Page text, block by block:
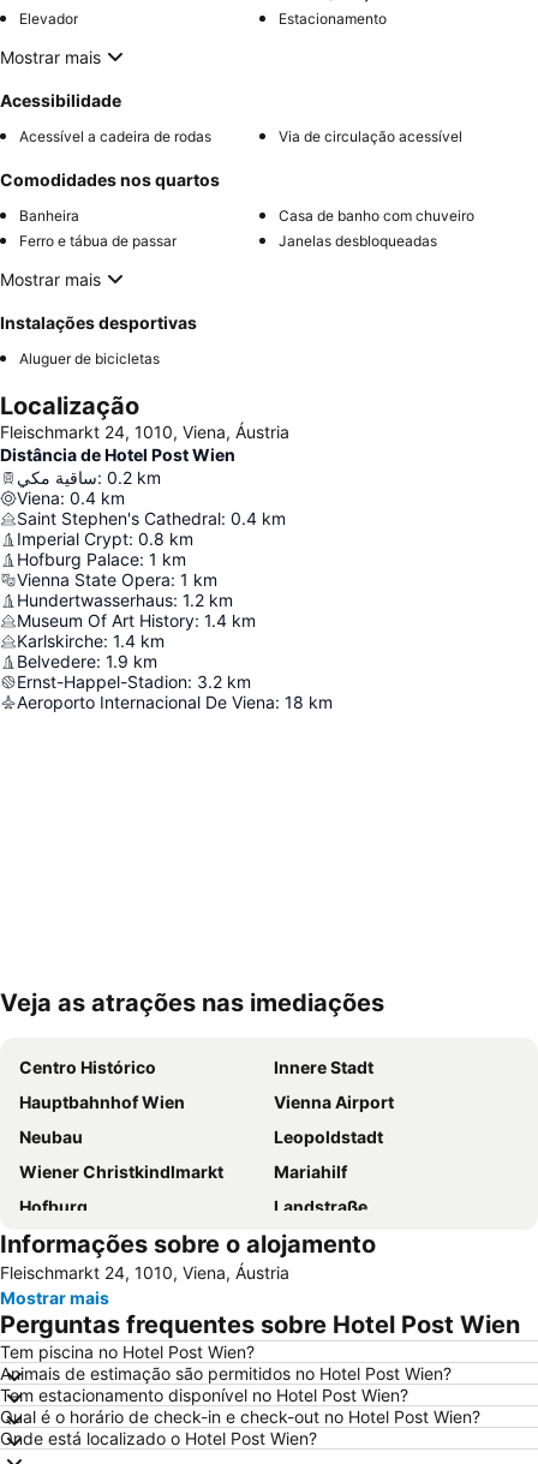
Elevador
Estacionamento
Mostrar mais
Acessibilidade
Acessível a cadeira de rodas Via de circulação acessível
Comodidades nos quartos
Banheira
Casa de banho com chuveiro
Ferro e tábua de passar
Janelas desbloqueadas
Mostrar mais
Instalações desportivas
Aluguer de bicicletas
Localização
Fleischmarkt 24, 1010, Viena, Áustria
Distância de Hotel Post Wien
ساقية مكي: 0.2 km
Viena: 0.4 km
Saint Stephen's Cathedral: 0.4 km
Imperial Crypt: 0.8 km
Hofburg Palace: 1 km
Vienna State Opera: 1 km
Hundertwasserhaus: 1.2 km
Museum Of Art History: 1.4 km
Karlskirche: 1.4 km
Belvedere: 1.9 km
Ernst-Happel-Stadion: 3.2 km
Aeroporto Internacional De Viena: 18 km
Ampliar mapa
Veja as atrações nas imediações
Centro Histórico
Innere Stadt
Hauptbahnhof Wien
Vienna Airport
Neubau
Leopoldstadt
Wiener Christkindlmarkt
Mariahilf
Hofburg
Landstraße
Staatsoper
Liesing
Wien Mitte - The Mall
Prefeitura de Viena
Rathauspark
Stephansdom
Singerstraße
City Airport Train
Wieden
Universidade de Viena
Belvedere Palace
Mariahilferstrasse
Simmering
Albertina
Informações sobre o alojamento
Fleischmarkt 24, 1010, Viena, Áustria
Mostrar mais
Perguntas frequentes sobre Hotel Post Wien
Tem piscina no Hotel Post Wien?
Animais de estimação são permitidos no Hotel Post Wien?
Tem estacionamento disponível no Hotel Post Wien?
Qual é o horário de check-in e check-out no Hotel Post Wien?
Onde está localizado o Hotel Post Wien?